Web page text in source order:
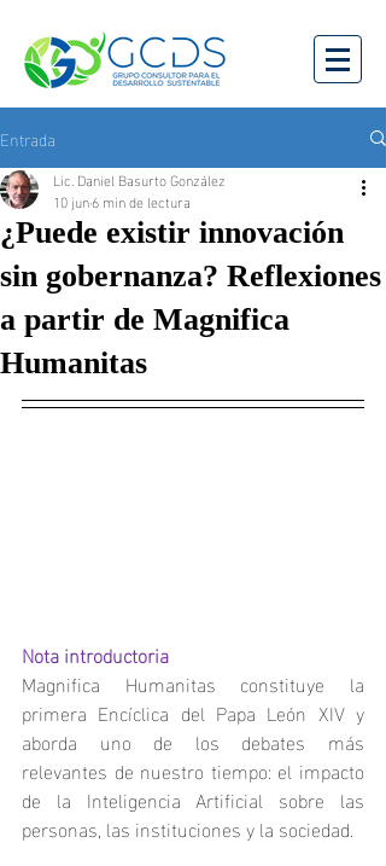
Entrada
¿Puede existir innovación
sin gobernanza? Reflexiones
a partir de Magnifica
Humanitas
Lic. Daniel Basurto González
10 jun6 min de lectura
Nota introductoria
Magnifica Humanitas constituye la
primera Encíclica del Papa León XIV y
aborda uno de los debates más
relevantes de nuestro tiempo: el impacto
de la Inteligencia Artificial sobre las
personas, las instituciones y la sociedad.